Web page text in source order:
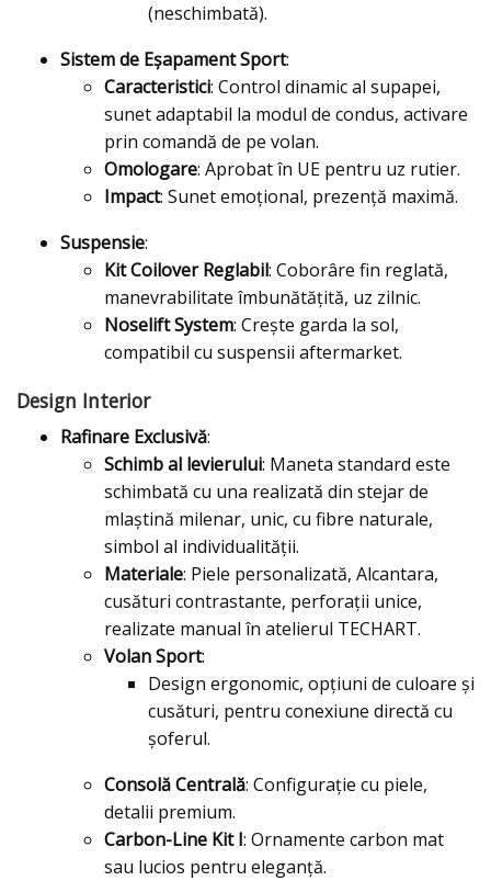
(neschimbată).
Sistem de Eșapament Sport:
Caracteristici: Control dinamic al supapei,
sunet adaptabil la modul de condus, activare
prin comandă de pe volan.
Omologare: Aprobat în UE pentru uz rutier.
Impact: Sunet emoțional, prezență maximă.
Suspensie:
Kit Coilover Reglabil: Coborâre fin reglată,
manevrabilitate îmbunătățită, uz zilnic.
Noselift System: Crește garda la sol,
compatibil cu suspensii aftermarket.
Design Interior
Rafinare Exclusivă:
Schimb al levierului: Maneta standard este
schimbată cu una realizată din stejar de
mlaștină milenar, unic, cu fibre naturale,
simbol al individualității.
Materiale: Piele personalizată, Alcantara,
cusături contrastante, perforații unice,
realizate manual în atelierul TECHART.
Volan Sport:
Design ergonomic, opțiuni de culoare și
cusături, pentru conexiune directă cu
șoferul.
Consolă Centrală: Configurație cu piele,
detalii premium.
Carbon-Line Kit I: Ornamente carbon mat
sau lucios pentru eleganță.